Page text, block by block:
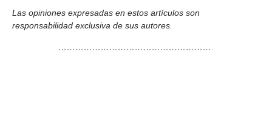
Las opiniones expresadas en estos artículos son
responsabilidad exclusiva de sus autores.
……………………………………………….